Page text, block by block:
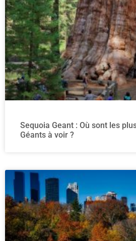
Sequoia Geant : Où sont les
Géants à voir ?